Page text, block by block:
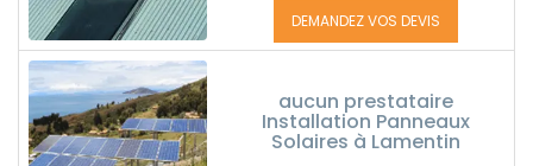
DEMANDEZ VOS DEVIS
aucun prestataire
Installation Panneaux
Solaires à Lamentin